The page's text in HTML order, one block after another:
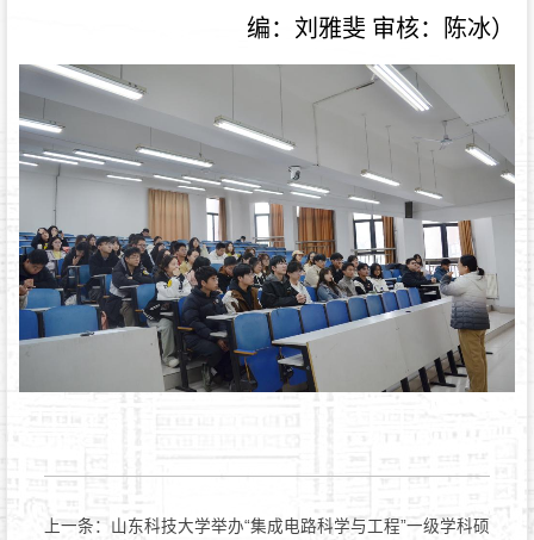
编： 刘雅斐 审核： 陈冰）
上一条： 山东科技大学举办“集成电路科学与工程”一级学科硕